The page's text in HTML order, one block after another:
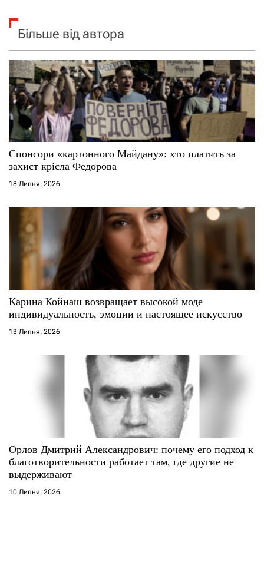
Більше від автора
Спонсори «картонного Майдану»: хто платить за
захист крісла Федорова
18 Липня, 2026
Карина Койнаш возвращает высокой моде
индивидуальность, эмоции и настоящее искусство
13 Липня, 2026
Орлов Дмитрий Александрович: почему его подход к
благотворительности работает там, где другие не
выдерживают
10 Липня, 2026